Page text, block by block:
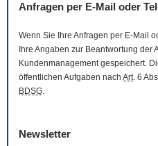
Anfragen per E-Mail oder
Wenn Sie Ihre Anfragen per E-Mail
Ihre Angaben zur Beantwortung der
Kundenmanagement gespeichert.
öffentlichen Aufgaben nach Art. 6
BDSG.
Newsletter